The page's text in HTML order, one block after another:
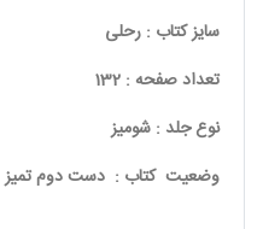
سایز کتاب : رحلی
تعداد صفحه : 132
نوع جلد : شومیز
وضعیت کتاب : دست دوم تمیز